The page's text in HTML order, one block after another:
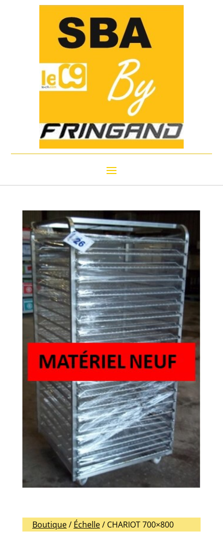
Boutique/ Échelle/ CHARIOT 700×800